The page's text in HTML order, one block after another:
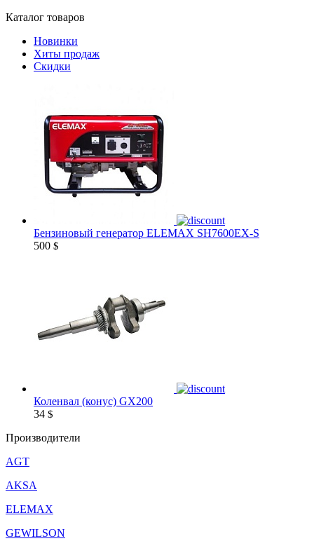
Каталог товаров
Новинки
Хиты продаж
Скидки
Бензиновый генератор ELEMAX SH7600EX-S
500 $
Коленвал (конус) GX200
34 $
Производители
AGT
AKSA
ELEMAX
GEWILSON